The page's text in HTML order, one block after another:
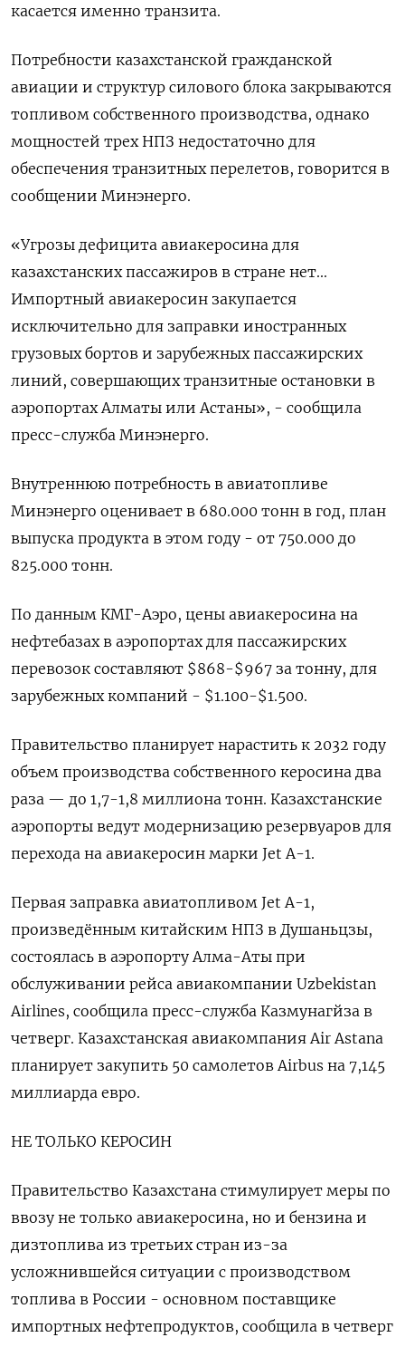
касается именно транзита.
Потребности казахстанской гражданской
авиации ‌и структур силового блока закрываются
топливом собственного производства, однако
мощностей трех НПЗ недостаточно для
обеспечения транзитных перелетов, говорится в
сообщении ​Минэнерго.
«Угрозы дефицита авиакеросина для
казахстанских пассажиров в стране нет...
Импортный авиакеросин закупается
исключительно для заправки иностранных
грузовых ‌бортов и зарубежных пассажирских
линий, совершающих транзитные остановки в
аэропортах Алматы или Астаны», - сообщила
пресс-служба Минэнерго.
Внутреннюю потребность ​в авиатопливе
Минэнерго оценивает в 680.000 тонн в год, план
выпуска продукта в этом году - от 750.000 ‌до
825.000 тонн.
По данным КМГ-Аэро, цены авиакеросина на
нефтебазах в аэропортах для пассажирских
перевозок составляют $868-$967 за тонну, для
зарубежных компаний - $1.100-$1.500.
Правительство планирует нарастить к 2032 году
объем производства собственного керосина два
раза — ​до 1,7-1,8 миллиона тонн. Казахстанские ​
аэропорты ведут модернизацию резервуаров для
‌перехода на авиакеросин марки Jet A-1.
Первая заправка авиатопливом Jet A-1,
произведённым китайским НПЗ в Душаньцзы,
состоялась в ​аэропорту Алма-Аты при
обслуживании рейса авиакомпании Uzbekistan
Airlines, сообщила пресс-служба Казмунагйза в
четверг. Казахстанская авиакомпания Air Astana
планирует закупить 50 самолетов Airbus на 7,145
миллиарда евро.
НЕ ТОЛЬКО КЕРОСИН
Правительство Казахстана стимулирует меры по
ввозу не только авиакеросина, но и бензина и
дизтоплива из третьих стран из-за
усложнившейся ситуации с производством
топлива в России - основном поставщике
импортных нефтепродуктов, сообщила в четверг